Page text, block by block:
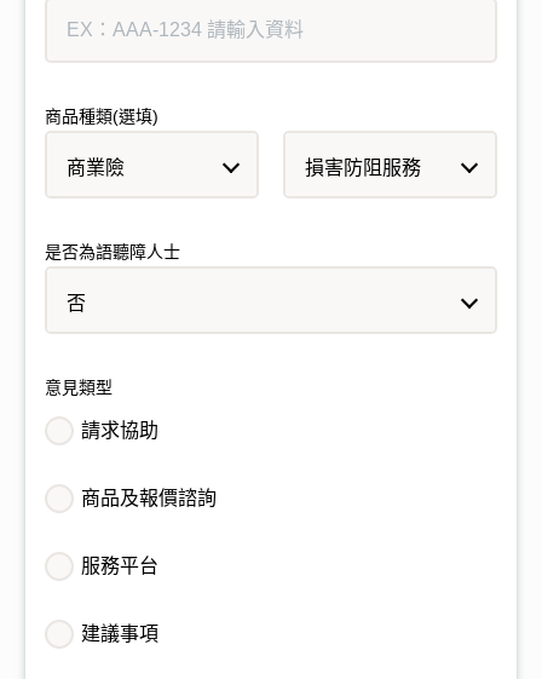
商品種類(選填)
是否為語聽障人士
意見類型
請求協助
商品及報價諮詢
服務平台
建議事項